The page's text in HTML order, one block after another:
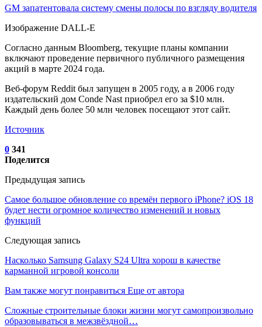
GM запатентовала систему смены полосы по взгляду водителя
Изображение DALL-E
Согласно данным Bloomberg, текущие планы компании
включают проведение первичного публичного размещения
акций в марте 2024 года.
Веб-форум Reddit был запущен в 2005 году, а в 2006 году
издательский дом Conde Nast приобрел его за $10 млн.
Каждый день более 50 млн человек посещают этот сайт.
Источник
0 341
Поделится
Предыдущая запись
Cамое большое обновление со времён первого iPhone? iOS 18
будет нести огромное количество изменений и новых
функций
Следующая запись
Насколько Samsung Galaxy S24 Ultra хорош в качестве
карманной игровой консоли
Вам также могут понравиться Еще от автора
Сложные строительные блоки жизни могут самопроизвольно
образовываться в межзвёздной…